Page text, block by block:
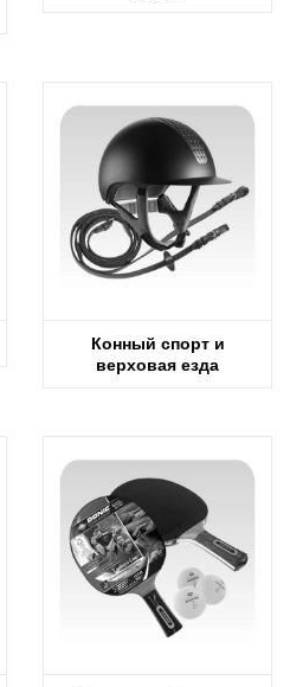
Конный спорт и
верховая езда